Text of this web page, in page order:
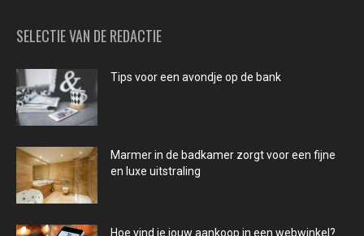
SELECTIE VAN DE REDACTIE
Tips voor een avondje op de bank
Marmer in de badkamer zorgt voor een fijne
en luxe uitstraling
Hoe vind je jouw aankoop in een webwinkel?